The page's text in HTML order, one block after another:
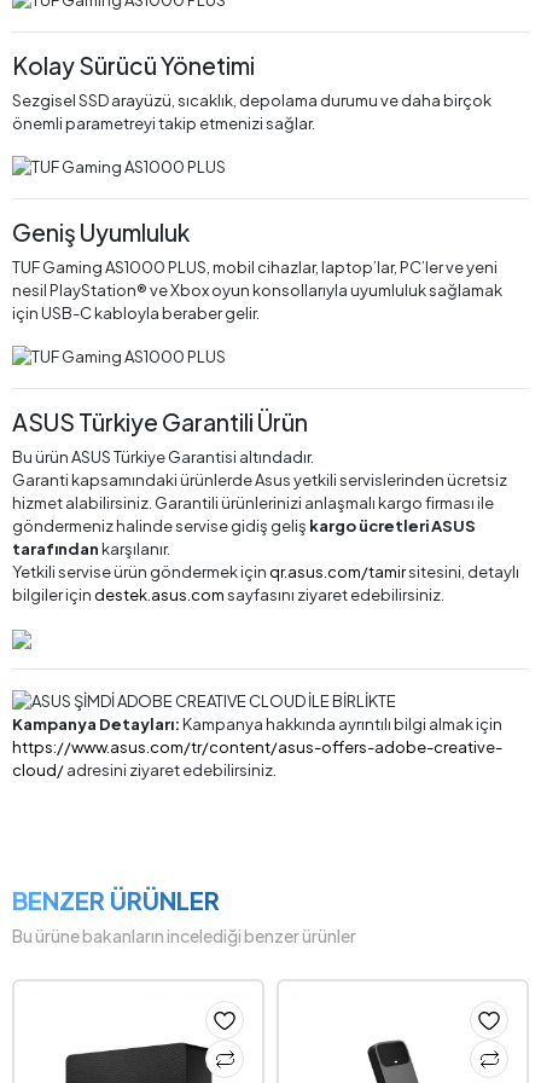
Kolay Sürücü Yönetimi
Sezgisel SSD arayüzü, sıcaklık, depolama durumu ve daha birçok
önemli parametreyi takip etmenizi sağlar.
Geniş Uyumluluk
TUF Gaming AS1000 PLUS, mobil cihazlar, laptop’lar, PC’ler ve yeni
nesil PlayStation® ve Xbox oyun konsollarıyla uyumluluk sağlamak
için USB-C kabloyla beraber gelir.
ASUS Türkiye Garantili Ürün
Bu ürün ASUS Türkiye Garantisi altındadır.
Garanti kapsamındaki ürünlerde Asus yetkili servislerinden ücretsiz
hizmet alabilirsiniz. Garantili ürünlerinizi anlaşmalı kargo firması ile
göndermeniz halinde servise gidiş geliş kargo ücretleri ASUS
tarafındankarşılanır.
Yetkili servise ürün göndermek için qr.asus.com/tamirsitesini, detaylı
bilgiler için destek.asus.comsayfasını ziyaret edebilirsiniz.
Kampanya Detayları:Kampanya hakkında ayrıntılı bilgi almak için
https://www.asus.com/tr/content/asus-offers-adobe-creative-
cloud/adresini ziyaret edebilirsiniz.
BENZER ÜRÜNLER
Bu ürüne bakanların incelediği benzer ürünler